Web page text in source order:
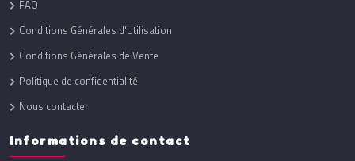
FAQ
Conditions Générales d'Utilisation
Conditions Générales de Vente
Politique de confidentialité
Nous contacter
Informations de contact